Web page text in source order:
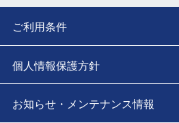
ご利用条件
個人情報保護方針
お知らせ・メンテナンス情報